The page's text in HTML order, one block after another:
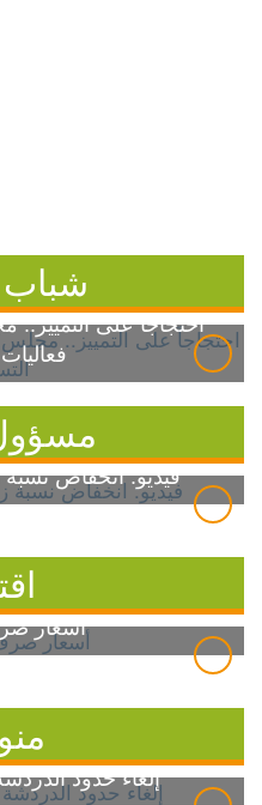
شباب
احتجاجاً على
فيديو: انخفاض نسبة
أسعار
إلغاء حدود